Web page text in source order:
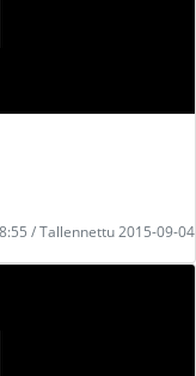
/ Tallennettu 2015-09-04